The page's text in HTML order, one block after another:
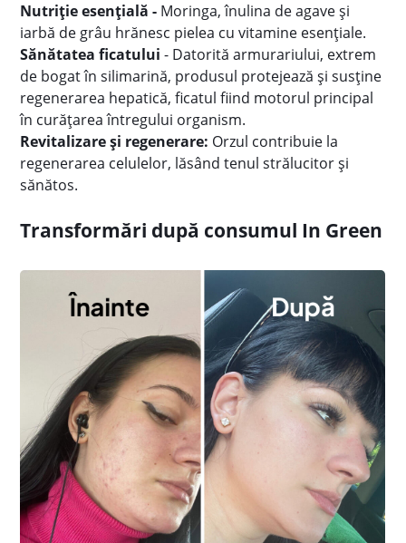
Nutriție esențială - Moringa, înulina de agave și
iarbă de grâu hrănesc pielea cu vitamine esențiale.
Sănătatea ficatului - Datorită armurariului, extrem
de bogat în silimarină, produsul protejează și susține
regenerarea hepatică, ficatul fiind motorul principal
în curățarea întregului organism.
Revitalizare și regenerare: Orzul contribuie la
regenerarea celulelor, lăsând tenul strălucitor și
sănătos.
Transformări după consumul In Green